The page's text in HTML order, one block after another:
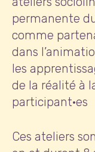
permanente
comme
dans
les
de la réalité à
participant·es
Ces ateliers